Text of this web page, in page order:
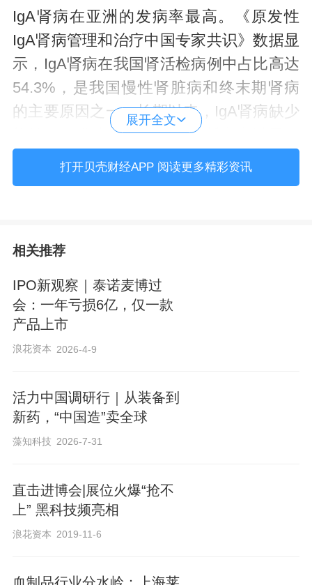
IgA肾病在亚洲的发病率最高。《原发性
IgA肾病管理和治疗中国专家共识》数据显
示，IgA肾病在我国肾活检病例中占比高达
54.3%，是我国慢性肾脏病和终末期肾病
的主要原因之一。长期以来，IgA肾病缺少
能够直击发病核心、稳定阻断疾病进展、
安全性更优的精准对因治疗药物。传统治
疗无法从源头阻断致病通路，大量患者仍
病的生物制剂，通过靶向抑制增殖诱导配
体（APRIL），从上游阻断IgA肾病的核心
发病机制。
斯贝利单抗在中国获批，是基于Ⅲ期
一医院肾脏内科张宏教授表示，
VISIONARY研究是目前全球已完成的最大
规模IgA肾病Ⅲ期研究，众多中国临床机构
了代表中国的临床证据，增强了全球试验
的代表性与地域特色。得益于此，中国成
为继美国之后第二个批准该药物上市的国
展开全文
打开贝壳财经APP 阅读更多精彩资讯
相关推荐
IPO新观察｜泰诺麦博过
会：一年亏损6亿，仅一款
产品上市
浪花资本 2026-4-9
活力中国调研行｜从装备到
新药，“中国造”卖全球
藻知科技 2026-7-31
直击进博会|展位火爆“抢不
上” 黑科技频亮相
浪花资本 2019-11-6